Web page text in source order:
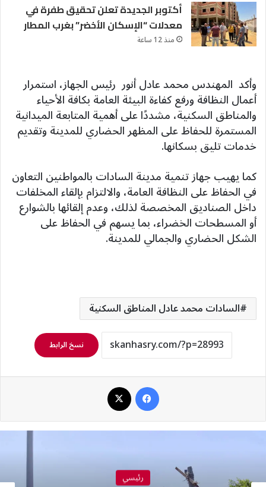
أكتوبر الجديدة تعلن تحقيق طفرة في
معدلات “الإسكان الأخضر” بغرب المطار
منذ 12 ساعة
وأكد المهندس محمد عادل أنور رئيس الجهاز، استمرار
أعمال النظافة ورفع كفاءة البيئة العامة بكافة الأحياء
والمناطق السكنية، مشددًا على أهمية المتابعة الميدانية
المستمرة للحفاظ على المظهر الحضاري للمدينة وتقديم
خدمات تليق بسكانها.
كما يهيب جهاز تنمية مدينة السادات بالمواطنين التعاون
في الحفاظ على النظافة العامة، والالتزام بإلقاء المخلفات
داخل الصناديق المخصصة لذلك، وعدم إلقائها بالشوارع
أو المسطحات الخضراء، بما يسهم في الحفاظ على
الشكل الحضاري والجمالي للمدينة.
السادات محمد عادل المناطق السكنية
نسخ الرابط
رئيسي